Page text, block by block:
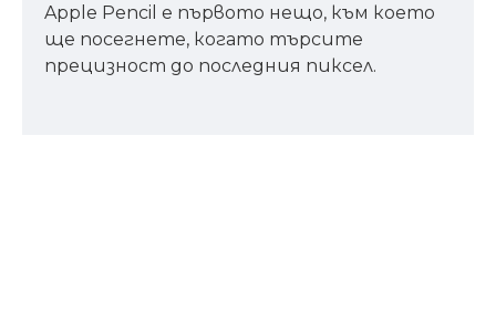
Apple Pencil е първото нещо, към което
ще посегнете, когато търсите
прецизност до последния пиксел.